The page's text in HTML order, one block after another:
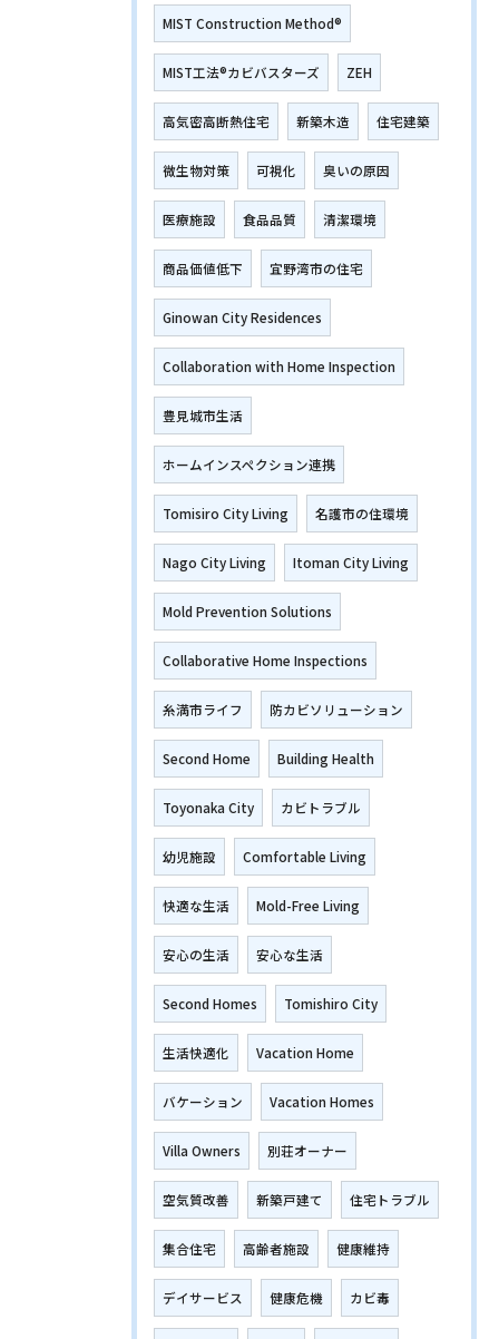
MIST Construction Method®
MIST工法®カビバスターズ ZEH
高気密高断熱住宅 新築木造 住宅建築
微生物対策 可視化 臭いの原因
医療施設 食品品質 清潔環境
商品価値低下 宜野湾市の住宅
Ginowan City Residences
Collaboration with Home Inspection
豊見城市生活
ホームインスペクション連携
Tomisiro City Living 名護市の住環境
Nago City Living Itoman City Living
Mold Prevention Solutions
Collaborative Home Inspections
糸満市ライフ 防カビソリューション
Second Home Building Health
Toyonaka City カビトラブル
幼児施設 Comfortable Living
快適な生活 Mold-Free Living
安心の生活 安心な生活
Second Homes Tomishiro City
生活快適化 Vacation Home
バケーション Vacation Homes
Villa Owners 別荘オーナー
空気質改善 新築戸建て 住宅トラブル
集合住宅 高齢者施設 健康維持
デイサービス 健康危機 カビ毒